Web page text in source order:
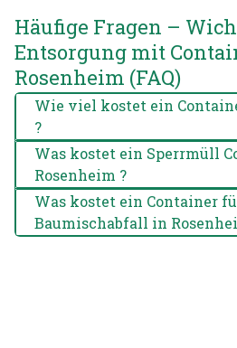
Häufige Fragen –
Entsorgung mit
Rosenheim (FAQ)
Wie viel kostet ein Container in
?
Was kostet ein Sperrmüll
Rosenheim ?
Was kostet ein Container